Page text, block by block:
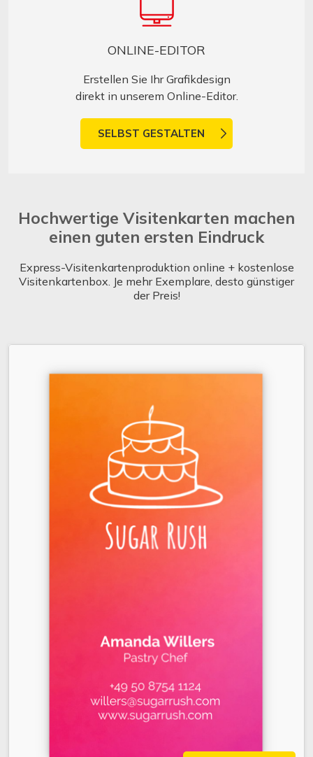
ONLINE-EDITOR
Erstellen Sie Ihr Grafikdesign
direkt in unserem Online-Editor.
SELBST GESTALTEN
Hochwertige Visitenkarten machen
einen guten ersten Eindruck
Express-Visitenkartenproduktion online + kostenlose
Visitenkartenbox. Je mehr Exemplare, desto günstiger
der Preis!